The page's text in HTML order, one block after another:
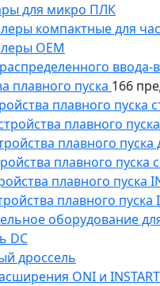
для микро ПЛК
компактные для
ОЕМ
ввода-
плавного пуска 166
плавного
плавного
плавного
плавного
плавного
плавного
оборудование
DC
дроссель
ONI и INSTART